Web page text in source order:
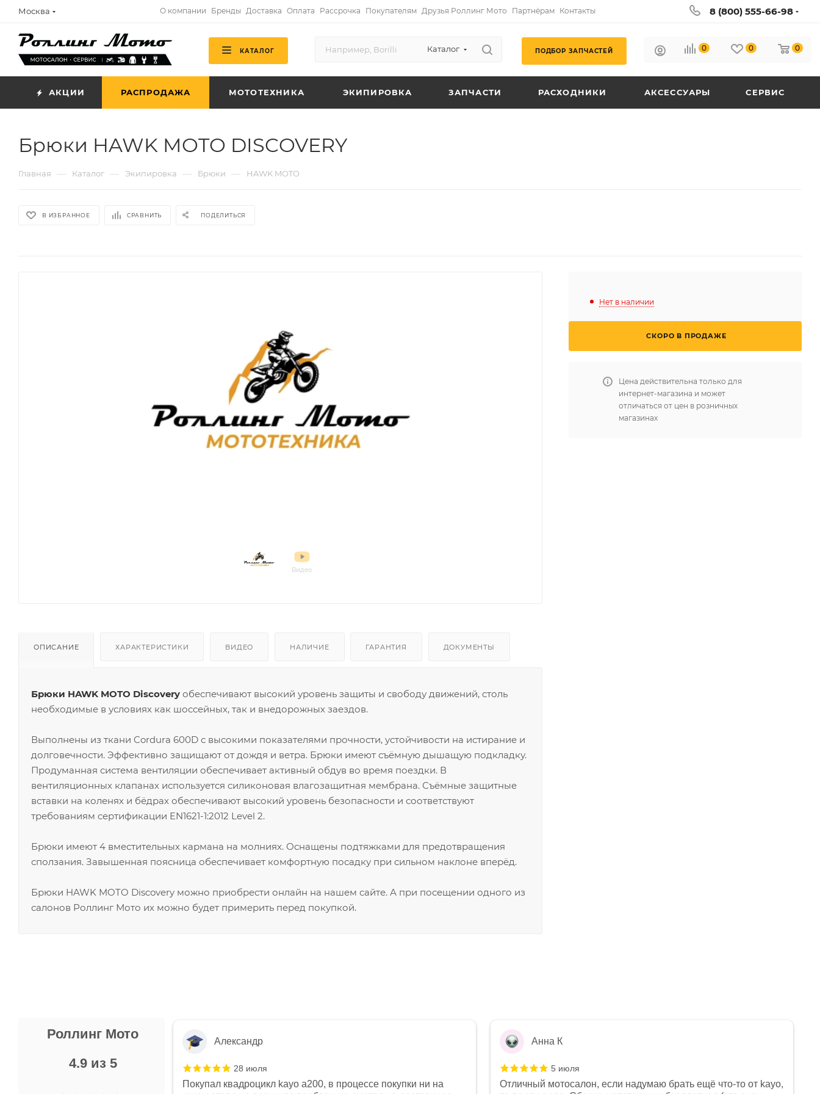
Москва О компании Бренды Доставка Оплата Рассрочка Покупателям Друзья Роллинг Мото Партнёрам Контакты 8 (800) 555-66-98
КАТАЛОГ Каталог ПОДБОР ЗАПЧАСТЕЙ 0 0 0
АКЦИИ РАСПРОДАЖА МОТОТЕХНИКА ЭКИПИРОВКА ЗАПЧАСТИ РАСХОДНИКИ АКСЕССУАРЫ СЕРВИС
Брюки HAWK MOTO DISCOVERY
Главная — Каталог — Экипировка — Брюки — HAWK MOTO
В ИЗБРАННОЕ СРАВНИТЬ ПОДЕЛИТЬСЯ
Видео
ОПИСАНИЕ ХАРАКТЕРИСТИКИ ВИДЕО НАЛИЧИЕ ГАРАНТИЯ ДОКУМЕНТЫ
Брюки HAWK MOTO Discovery обеспечивают высокий уровень защиты и свободу движений, столь
необходимые в условиях как шоссейных, так и внедорожных заездов.
Выполнены из ткани Cordura 600D с высокими показателями прочности, устойчивости на истирание и
долговечности. Эффективно защищают от дождя и ветра. Брюки имеют съёмную дышащую подкладку.
Продуманная система вентиляции обеспечивает активный обдув во время поездки. В
вентиляционных клапанах используется силиконовая влагозащитная мембрана. Съёмные защитные
вставки на коленях и бёдрах обеспечивают высокий уровень безопасности и соответствуют
требованиям сертификации EN1621-1:2012 Level 2.
Брюки имеют 4 вместительных кармана на молниях. Оснащены подтяжками для предотвращения
сползания. Завышенная поясница обеспечивает комфортную посадку при сильном наклоне вперёд.
Брюки HAWK MOTO Discovery можно приобрести онлайн на нашем сайте. А при посещении одного из
салонов Роллинг Мото их можно будет примерить перед покупкой.
Нет в наличии
СКОРО В ПРОДАЖЕ
Цена действительна только для
интернет-магазина и может
отличаться от цен в розничных
магазинах
Роллинг Мото
4.9 из 5
Александр
28 июля
Покупал квадроцикл kayo a200, в процессе покупки ни на
Анна К
5 июля
Отличный мотосалон, если надумаю брать ещё что-то от kayo,